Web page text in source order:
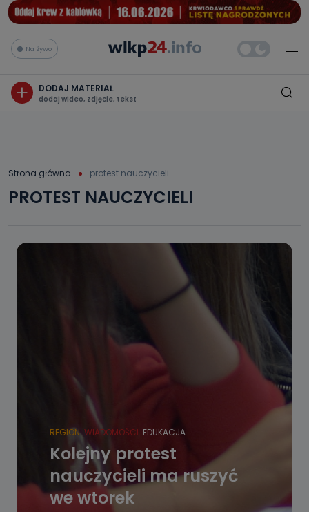
Na żywo
DODAJ MATERIAŁ
dodaj wideo, zdjęcie, tekst
Strona główna protest nauczycieli
PROTEST NAUCZYCIELI
REGION WIADOMOŚCI EDUKACJA
Kolejny protest
nauczycieli ma ruszyć
we wtorek